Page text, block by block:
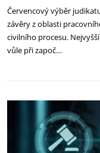
Červencový výběr
závěry z oblasti
civilního procesu.
vůle při započ…